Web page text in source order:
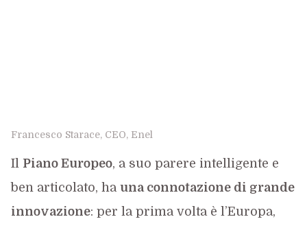
Francesco Starace, CEO, Enel
Il Piano Europeo, a suo parere intelligente e
ben articolato, ha una connotazione di grande
innovazione: per la prima volta è l’Europa,